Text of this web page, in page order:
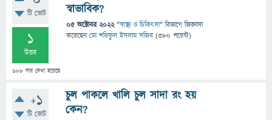
টি ভোট
1
উত্তর
608 বার দেখা হয়েছে
স্বাভাবিক?
05 অক্টোবর 2022 "স্বাস্থ্য ও চিকিৎসা" বিভাগে জিজ্ঞাসা
করেছেনমো শরিফুল ইসলাম সজিব (380 পয়েন্ট)
+1
টি ভোট
চুল পাকলে খালি চুল সাদা রং হয়
কেন?